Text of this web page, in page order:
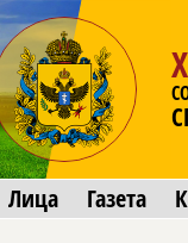
Лица Газета